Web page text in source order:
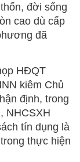
đời sống
cao dù cấp
đã
HĐQT
kiêm Chủ
định, trong
NHCSXH
tín dụng là
thực hiện